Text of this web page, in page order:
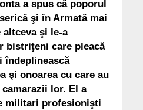
a spus că poporul
şi în Armată mai
şi le-a
bistriţeni care pleacă
îndeplinească
şi onoarea cu care au
lor. El a
militari profesionişti